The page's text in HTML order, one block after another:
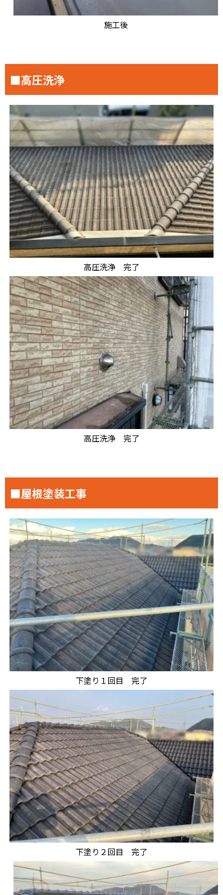
施工後
■高圧洗浄
高圧洗浄 完了
高圧洗浄 完了
■屋根塗装工事
下塗り１回目 完了
下塗り２回目 完了